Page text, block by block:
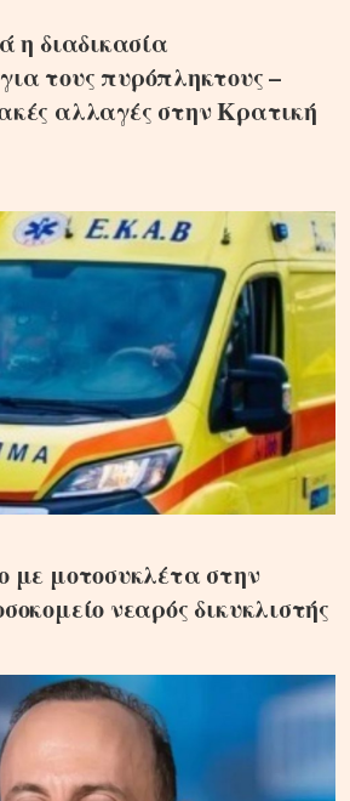
η διαδικασία
τους πυρόπληκτους –
αλλαγές στην Κρατική
με μοτοσυκλέτα στην
νεαρός δικυκλιστής